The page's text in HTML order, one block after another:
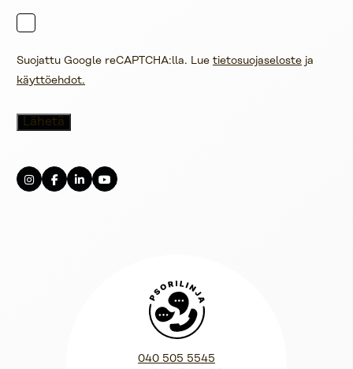
Suojattu Google reCAPTCHA:lla. Lue tietosuojaseloste ja
käyttöehdot.
Psorilinja
040 505 5545